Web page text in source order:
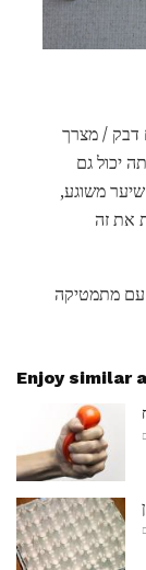
דבק / מצרך
יכול גם
משוגע,
את זה
עם מתמטיקה
Enjoy similar